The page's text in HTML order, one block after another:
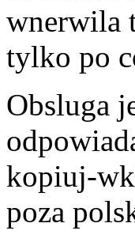
wnerwila
tylko po
Obsluga
kopiuj-
poza